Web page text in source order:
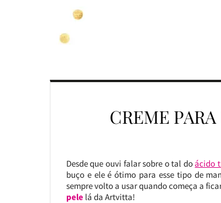
CREME
Desde que ouvi falar sobre o tal doácido
buço e ele é ótimo para esse tipo de
sempre volto a usar quando começa a
pelelá da Artvitta!